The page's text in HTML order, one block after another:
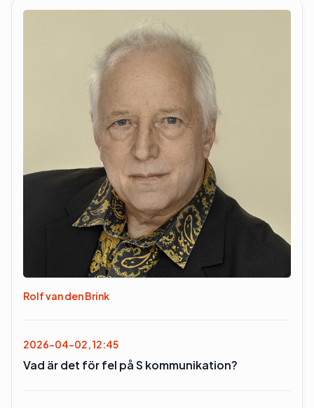
Rolf van den Brink
2026-04-02, 12:45
Vad är det för fel på S kommunikation?